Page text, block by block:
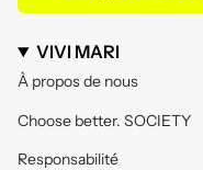
VIVI MARI
À propos de nous
Choose better. SOCIETY
Responsabilité